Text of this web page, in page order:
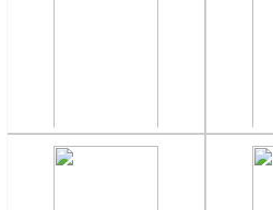
Memahami Sosiologi